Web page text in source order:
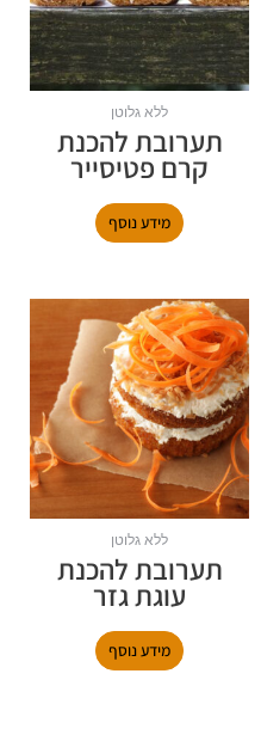
ללא גלוטן
תערובת להכנת
קרם פטיסייר
מידע נוסף
ללא גלוטן
תערובת להכנת
עוגת גזר
מידע נוסף